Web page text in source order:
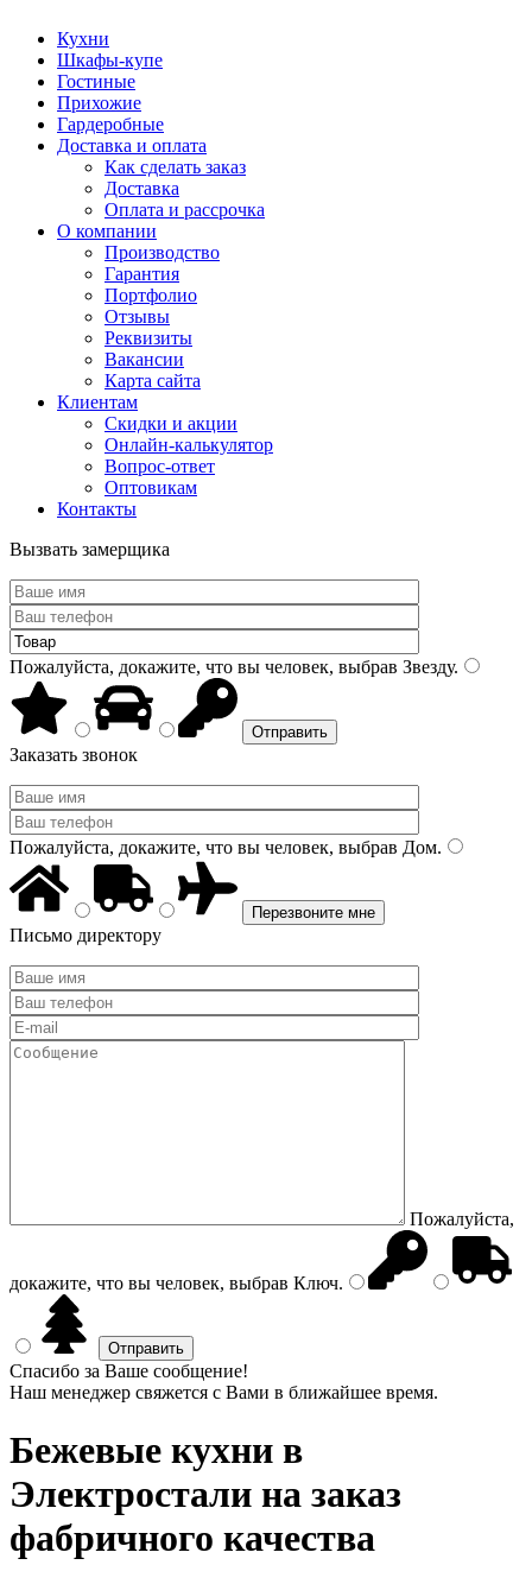
Кухни
Шкафы-купе
Гостиные
Прихожие
Гардеробные
Доставка и оплата
Как сделать заказ
Доставка
Оплата и рассрочка
О компании
Производство
Гарантия
Портфолио
Отзывы
Реквизиты
Вакансии
Карта сайта
Клиентам
Скидки и акции
Онлайн-калькулятор
Вопрос-ответ
Оптовикам
Контакты
Вызвать замерщика
Пожалуйста, докажите, что вы человек, выбрав Звезду.
Заказать звонок
Пожалуйста, докажите, что вы человек, выбрав Дом.
Письмо директору
Пожалуйста,
докажите, что вы человек, выбрав Ключ.
Спасибо за Ваше сообщение!
Наш менеджер свяжется с Вами в ближайшее время.
Бежевые кухни в
Электростали на заказ
фабричного качества